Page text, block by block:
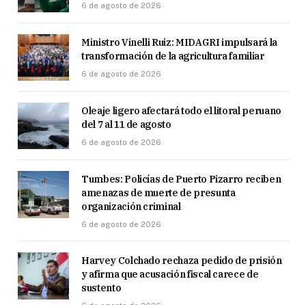
6 de agosto de 2026
Ministro Vinelli Ruiz: MIDAGRI impulsará la
transformación de la agricultura familiar
6 de agosto de 2026
Oleaje ligero afectará todo el litoral peruano
del 7 al 11 de agosto
6 de agosto de 2026
Tumbes: Policías de Puerto Pizarro reciben
amenazas de muerte de presunta
organización criminal
6 de agosto de 2026
Harvey Colchado rechaza pedido de prisión
y afirma que acusación fiscal carece de
sustento